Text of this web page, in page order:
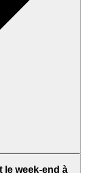
le week-end à